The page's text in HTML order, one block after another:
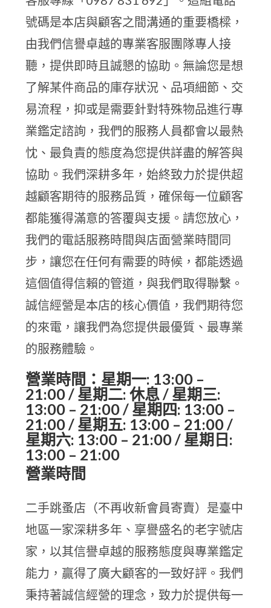
號碼是本店與顧客之間溝通的重要橋樑，
由我們信譽卓越的專業客服團隊專人接
聽，提供即時且誠懇的協助。無論您是想
了解某件商品的庫存狀況、品項細節、交
易流程，抑或是需要針對特殊物品進行專
業鑑定諮詢，我們的服務人員都會以最熱
忱、最負責的態度為您提供詳盡的解答與
協助。我們深耕多年，始終致力於提供超
越顧客期待的服務品質，確保每一位顧客
都能獲得滿意的答覆與支援。請您放心，
我們的電話服務時間與店面營業時間同
步，讓您在任何有需要的時候，都能透過
這個值得信賴的管道，與我們取得聯繫。
誠信經營是本店的核心價值，我們期待您
的來電，讓我們為您提供最優質、最專業
的服務體驗。
營業時間：星期一: 13:00 –
21:00 / 星期二: 休息 / 星期三:
13:00 – 21:00 / 星期四: 13:00 –
21:00 / 星期五: 13:00 – 21:00 /
星期六: 13:00 – 21:00 / 星期日:
13:00 – 21:00
營業時間
二手跳蚤店（不再收新會員寄賣）是臺中
地區一家深耕多年、享譽盛名的老字號店
家，以其信譽卓越的服務態度與專業鑑定
能力，贏得了廣大顧客的一致好評。我們
秉持著誠信經營的理念，致力於提供每一